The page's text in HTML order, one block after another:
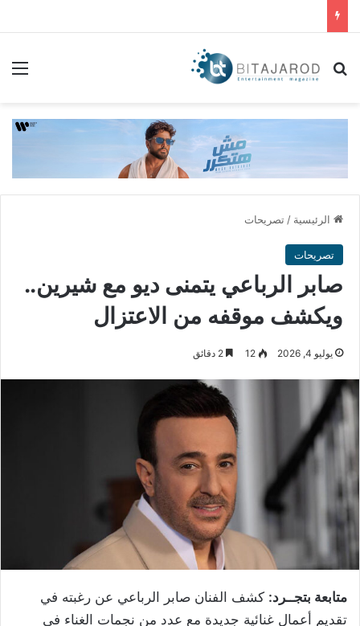
بحث عن
الرئيسية / تصريحات
تصريحات
صابر الرباعي يتمنى ديو مع شيرين..
ويكشف موقفه من الاعتزال
يوليو 4, 2026 12
متابعة بتجــرد: كشف الفنان صابر الرباعي عن رغبته في
تقديم أعمال غنائية جديدة مع عدد من نجمات الغناء في